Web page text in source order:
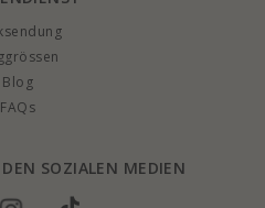
Blog
FAQs
SOZIALEN MEDIEN